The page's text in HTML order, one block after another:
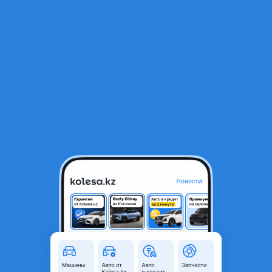
Переднее левое крыло на камри 50/55
Алматы, Алматинская